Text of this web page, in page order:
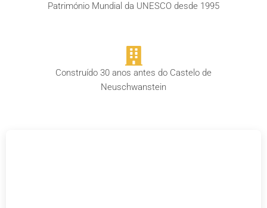
Património Mundial da UNESCO desde 1995
Construído 30 anos antes do Castelo de
Neuschwanstein